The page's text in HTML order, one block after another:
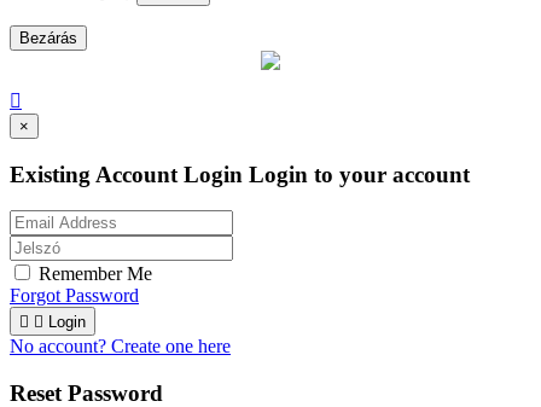
Bezárás

×
Existing Account Login Login to your account
Remember Me
Forgot Password
  Login
No account? Create one here
Reset Password